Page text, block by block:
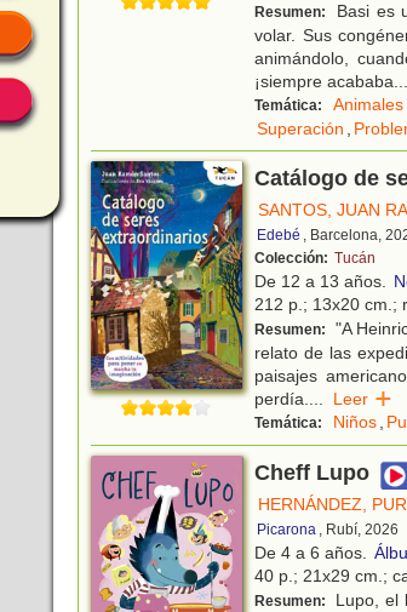
Resumen:
Basi es
volar. Sus
animándolo,
¡siempre acababa...
Temática:
Superación ,
Catálogo de
SANTOS, JUAN
Edebé , Barcelona,
Colección: Tucán
De 12 a 13 años.
212 p.; 13x20 cm.;
Resumen:
"A
relato de las
paisajes
perdía.... Leer
Temática: Niños,
Cheff Lupo
HERNÁNDEZ,
Picarona , Rubí, 2026
De 4 a 6 años.
40 p.; 21x29 cm.;
Resumen:
Lupo, el